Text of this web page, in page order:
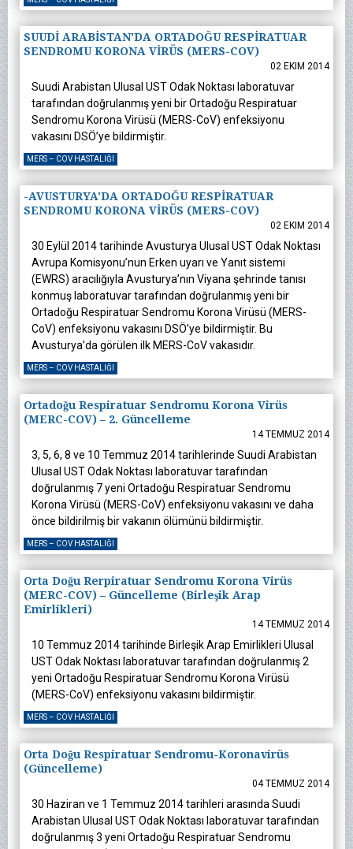
SUUDİ ARABİSTAN'DA ORTADOĞU RESPİRATUAR
SENDROMU KORONA VİRÜS (MERS-COV)
02 EKIM 2014
Suudi Arabistan Ulusal UST Odak Noktası laboratuvar
tarafından doğrulanmış yeni bir Ortadoğu Respiratuar
Sendromu Korona Virüsü (MERS-CoV) enfeksiyonu
vakasını DSÖ’ye bildirmiştir.
MERS – COV HASTALIĞI
-AVUSTURYA'DA ORTADOĞU RESPİRATUAR
SENDROMU KORONA VİRÜS (MERS-COV)
02 EKIM 2014
30 Eylül 2014 tarihinde Avusturya Ulusal UST Odak Noktası
Avrupa Komisyonu’nun Erken uyarı ve Yanıt sistemi
(EWRS) aracılığıyla Avusturya’nın Viyana şehrinde tanısı
konmuş laboratuvar tarafından doğrulanmış yeni bir
Ortadoğu Respiratuar Sendromu Korona Virüsü (MERS-
CoV) enfeksiyonu vakasını DSÖ’ye bildirmiştir. Bu
Avusturya’da görülen ilk MERS-CoV vakasıdır.
MERS – COV HASTALIĞI
Ortadoğu Respiratuar Sendromu Korona Virüs
(MERC-COV) – 2. Güncelleme
14 TEMMUZ 2014
3, 5, 6, 8 ve 10 Temmuz 2014 tarihlerinde Suudi Arabistan
Ulusal UST Odak Noktası laboratuvar tarafından
doğrulanmış 7 yeni Ortadoğu Respiratuar Sendromu
Korona Virüsü (MERS-CoV) enfeksiyonu vakasını ve daha
önce bildirilmiş bir vakanın ölümünü bildirmiştir.
MERS – COV HASTALIĞI
Orta Doğu Rerpiratuar Sendromu Korona Virüs
(MERC-COV) – Güncelleme (Birleşik Arap
Emirlikleri)
14 TEMMUZ 2014
10 Temmuz 2014 tarihinde Birleşik Arap Emirlikleri Ulusal
UST Odak Noktası laboratuvar tarafından doğrulanmış 2
yeni Ortadoğu Respiratuar Sendromu Korona Virüsü
(MERS-CoV) enfeksiyonu vakasını bildirmiştir.
MERS – COV HASTALIĞI
Orta Doğu Respiratuar Sendromu-Koronavirüs
(Güncelleme)
04 TEMMUZ 2014
30 Haziran ve 1 Temmuz 2014 tarihleri arasında Suudi
Arabistan Ulusal UST Odak Noktası laboratuvar tarafından
doğrulanmış 3 yeni Ortadoğu Respiratuar Sendromu